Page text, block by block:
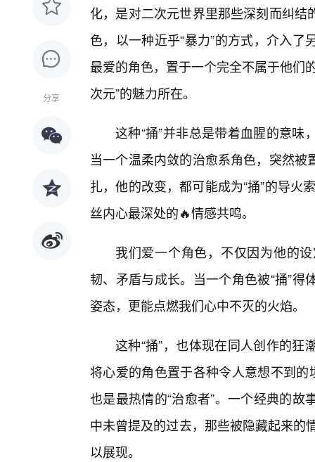
分享
化，是对二次元世界里那些深刻而纠
色，以一种近乎“暴力”的方式，介入
最爱的角色，置于一个完全不属于他们
次元”的魅力所在。
这种“捅”并非总是带着血腥的意
当一个温柔内敛的治愈系角色，突然
扎，他的改变，都可能成为“捅”的导火
丝内心最深处的🔥情感共鸣。
我们爱一个角色，不仅因为他的
韧、矛盾与成长。当一个角色被“捅”
姿态，更能点燃我们心中不灭的火焰。
这种“捅”，也体现在同人创作的
将心爱的角色置于各种令人意想不到
也是最热情的“治愈者”。一个经典的
中未曾提及的过去，那些被隐藏起来的
以展现。